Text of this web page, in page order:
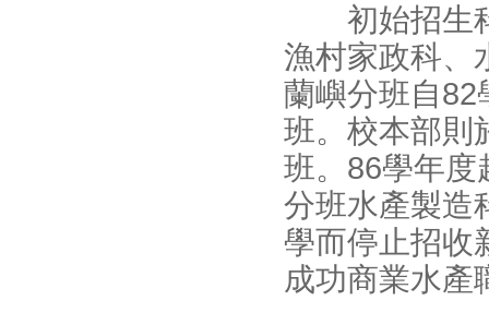
初始招生科
漁村家政科、
蘭嶼分班自82
班。校本部則
班。86學年度
分班水產製造
學而停止招收
成功商業水產